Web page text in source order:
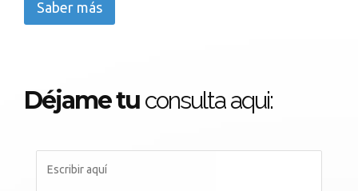
Saber más
Déjame tu consulta aqui: